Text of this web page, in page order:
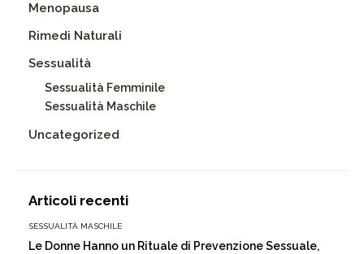
Menopausa
Rimedi Naturali
Sessualità
Sessualità Femminile
Sessualità Maschile
Uncategorized
Articoli recenti
SESSUALITÀ MASCHILE
Le Donne Hanno un Rituale di Prevenzione Sessuale,